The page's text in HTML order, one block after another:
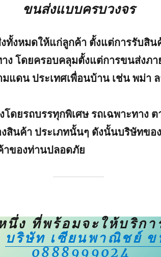
ขนส่งแบบครบวงจร
ทั้งหมดให้แก่ลูกค้า ตั้งแต่การรับสิน
ง โดยครอบคลุมตั้งแต่การขนส่งภ
แดน ประเทศเพื่อนบ้าน เช่น พม่า
ดยรถบรรทุกพิเศษ รถเฉพาะทาง
นค้า ประเภทนั้นๆ ดังนั้นบริษัทของ
าของท่านปลอดภัย
นึ่ง ที่พร้อมจะให้บริก
บริษัท เซียนพาณิชย์ ข
0888999024